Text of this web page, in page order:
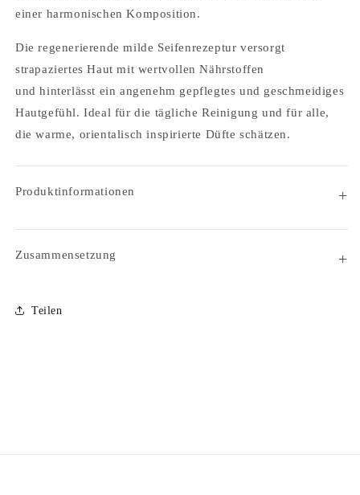
einer harmonischen Komposition.
Die regenerierende milde Seifenrezeptur versorgt
strapaziertes Haut mit wertvollen Nährstoffen
undhinterlässt ein angenehm gepflegtes und geschmeidiges
Hautgefühl. Ideal für die tägliche Reinigung und für alle,
die warme, orientalisch inspirierte Düfte schätzen.
Produktinformationen
Zusammensetzung
Teilen